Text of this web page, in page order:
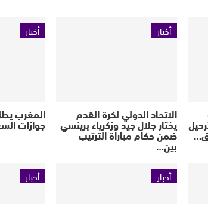
أخبار
الاتحاد الدولي لكرة القدم
يختار جلال جيد وزكرياء برينسي
ضمن حكام مباراة الترتيب
بين…
أخبار
المغرب
جوازات
أخبار أخبار